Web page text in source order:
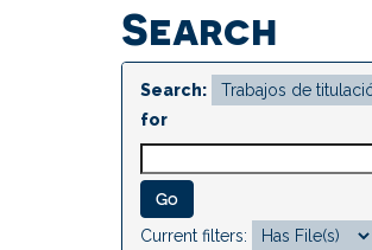
Search
Search:
for
Current filters: